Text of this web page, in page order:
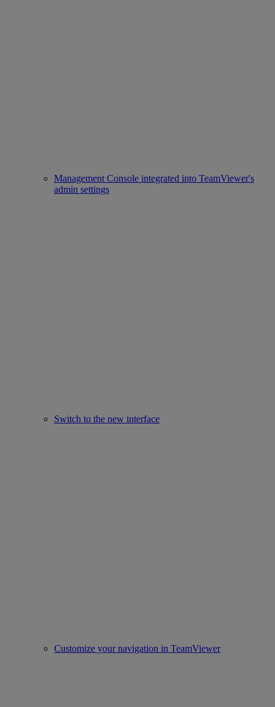
Management Console integrated into TeamViewer's
admin settings
Switch to the new interface
Customize your navigation in TeamViewer